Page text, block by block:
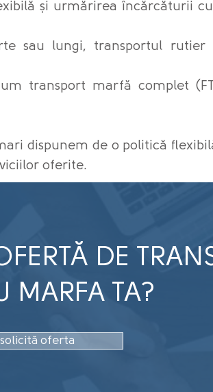
și urmărirea încărcăturii
sau lungi, transportul rutier
transport marfă complet
dispunem de o politică
oferite.
DE
MARFA TA?
solicită oferta